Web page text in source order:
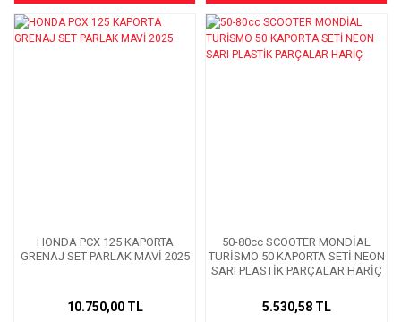
HONDA PCX 125 KAPORTA
GRENAJ SET PARLAK MAVİ 2025
10.750,00 TL
50-80cc SCOOTER MONDİAL
TURİSMO 50 KAPORTA SETİ NEON
SARI PLASTİK PARÇALAR HARİÇ
5.530,58 TL